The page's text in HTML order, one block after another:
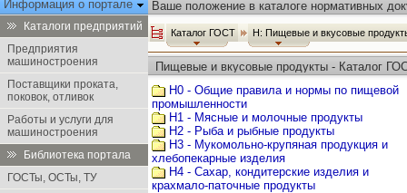
Информация о портале
Каталоги предприятий
Предприятия
машиностроения
Поставщики проката,
поковок, отливок
Работы и услуги для
машиностроения
Библиотека портала
ГОСТы, ОСТы, ТУ
Ваше положение в каталоге нормативных
Каталог ГОСТ Н: Пищевые и вкусовые
Пищевые и вкусовые продукты - Каталог
Н0 - Общие правила и нормы по пищевой
промышленности
Н1 - Мясные и молочные продукты
Н2 - Рыба и рыбные продукты
Н3 - Мукомольно-крупяная продукция и
хлебопекарные изделия
Н4 - Сахар, кондитерские изделия и
крахмало-паточные продукты